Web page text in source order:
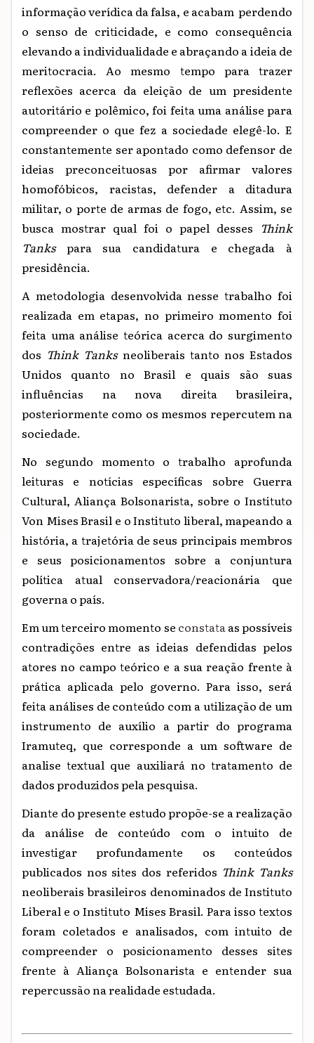
informação verídica da falsa, e acabam perdendo
o senso de criticidade, e como consequência
elevando a individualidade e abraçando a ideia de
meritocracia. Ao mesmo tempo para trazer
reflexões acerca da eleição de um presidente
autoritário e polêmico, foi feita uma análise para
compreender o que fez a sociedade elegê-lo. E
constantemente ser apontado como defensor de
ideias preconceituosas por afirmar valores
homofóbicos, racistas, defender a ditadura
militar, o porte de armas de fogo, etc. Assim, se
busca mostrar qual foi o papel desses Think
Tankspara sua candidatura e chegada à
presidência.
A metodologia desenvolvida nesse trabalho foi
realizada em etapas, no primeiro momento foi
feita uma análise teórica acerca do surgimento
dos Think Tanksneoliberais tanto nos Estados
Unidos quanto no Brasil e quais são suas
influências na nova direita brasileira,
posteriormente como os mesmos repercutem na
sociedade.
No segundo momento o trabalho aprofunda
leituras e notícias específicas sobre Guerra
Cultural, Aliança Bolsonarista, sobre o Instituto
Von Mises Brasil e o Instituto liberal, mapeando a
história, a trajetória de seus principais membros
e seus posicionamentos sobre a conjuntura
política atual conservadora/reacionária que
governa o país.
Em um terceiro momento se constataas possíveis
contradições entre as ideias defendidas pelos
atores no campo teórico e a sua reação frente à
prática aplicada pelo governo. Para isso, será
feita análises de conteúdo com a utilização de um
instrumento de auxílio a partir do programa
Iramuteq, que corresponde a um software de
analise textual que auxiliará no tratamento de
dados produzidos pela pesquisa.
Diante do presente estudo propõe-se a realização
da análise de conteúdo com o intuito de
investigar profundamente os conteúdos
publicados nos sites dos referidos Think Tanks
neoliberais brasileiros denominados de Instituto
Liberal e o Instituto Mises Brasil. Para isso textos
foram coletados e analisados, com intuito de
compreender o posicionamento desses sites
frente à Aliança Bolsonarista e entender sua
repercussão na realidade estudada.